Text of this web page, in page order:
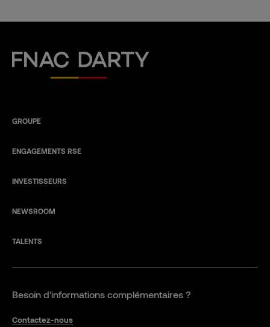
Fnac Darty
GROUPE
ENGAGEMENTS RSE
INVESTISSEURS
NEWSROOM
TALENTS
Besoin d'informations complémentaires ?
Contactez-nous